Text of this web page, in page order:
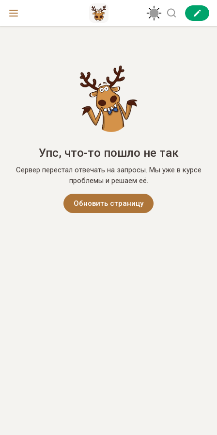
Упс, что-то пошло не так
Сервер перестал отвечать на запросы. Мы уже в курсе
проблемы и решаем её.
Обновить страницу